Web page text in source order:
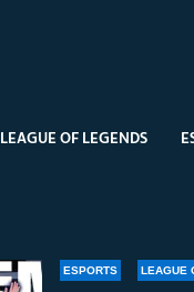
LEAGUE OF LEGENDS
ESPORTS LEAGUE